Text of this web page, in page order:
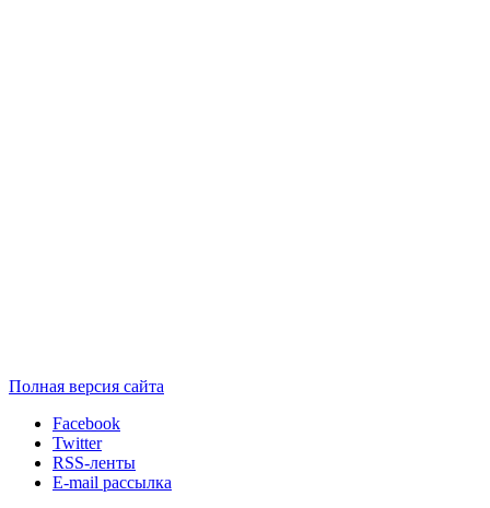
Полная версия сайта
Facebook
Twitter
RSS-ленты
E-mail рассылка